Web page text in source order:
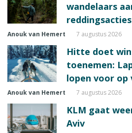
wandelaars
reddingsacties
Anouk van Hemert 7 augustus 2026
Hitte doet
toenemen:
lopen voor op
Anouk van Hemert 7 augustus 2026
KLM gaat
Aviv